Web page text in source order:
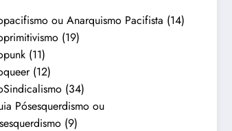
ou Anarquismo Pacifista (14)
(19)
(11)
(12)
(34)
Pósesquerdismo ou
(9)